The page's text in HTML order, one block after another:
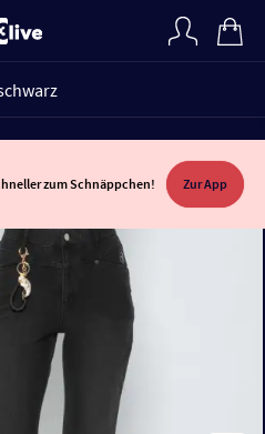
zum Schnäppchen! Zur App